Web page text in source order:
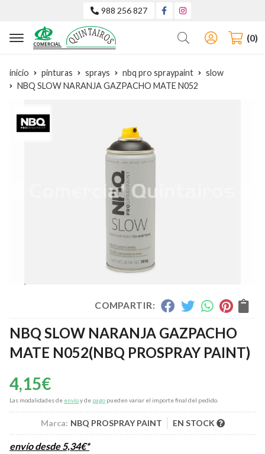
988 256 827
Buscar 0
inicio pinturas sprays nbq pro spraypaint
slow
NBQ SLOW NARANJA GAZPACHO MATE N052
COMPARTIR:
NBQ SLOW NARANJA GAZPACHO
MATE N052(NBQ PROSPRAY PAINT)
4,15€
Las modalidades de envíoy de pago pueden variar el importe final del pedido.
Marca: NBQ PROSPRAY PAINT EN STOCK
envío desde5,34€*